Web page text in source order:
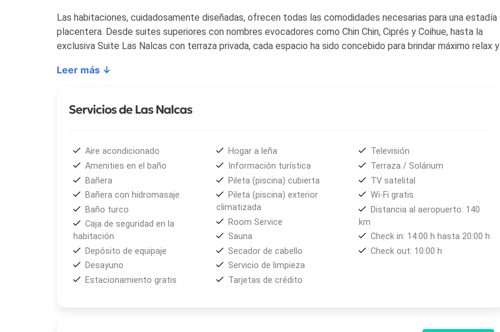
Las habitaciones, cuidadosamente diseñadas, ofrecen todas las comodidades necesarias para una estadía
placentera. Desde suites superiores con nombres evocadores como Chin Chin, Ciprés y Coihue, hasta la
exclusiva Suite Las Nalcas con terraza privada, cada espacio ha sido concebido para brindar máximo relax y
comodidades. Los huéspedes pueden disfrutar de la piscina, el spa, el desayuno incluido, y el wifi gratuito en
todo el hotel. El personal atento y amable está siempre dispuesto a asistir a los huéspedes en todo lo que
Leer más ↓
Servicios de Las Nalcas
Aire acondicionado
Amenities en el baño
Bañera
Bañera con hidromasaje
Baño turco
Caja de seguridad en la
habitación
Depósito de equipaje
Desayuno
Estacionamiento gratis
Hogar a leña
Información turística
Pileta (piscina) cubierta
Pileta (piscina) exterior
climatizada
Room Service
Sauna
Secador de cabello
Servicio de limpieza
Tarjetas de crédito
Televisión
Terraza / Solárium
TV satelital
Wi-Fi gratis
Distancia al aeropuerto: 140
km
Check in: 14:00 h hasta 20:00 h
Check out: 10:00 h